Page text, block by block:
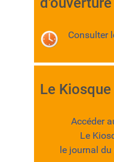
Consulter
Le Kiosque
Accéder
Le
le journal